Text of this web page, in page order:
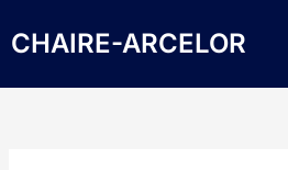
to
content
CHAIRE-ARCELOR